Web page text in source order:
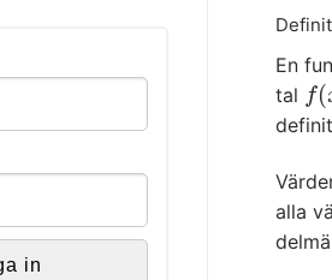
En
tal f(
f(x
alla